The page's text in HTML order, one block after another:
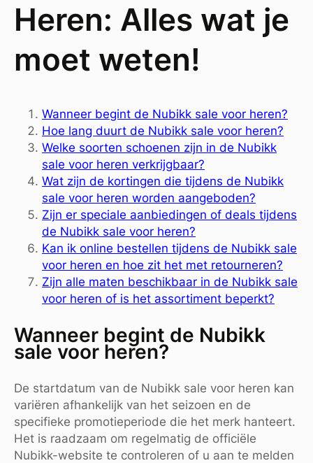
Heren: Alles wat je
moet weten!
Wanneer begint de Nubikk sale voor heren?
Hoe lang duurt de Nubikk sale voor heren?
Welke soorten schoenen zijn in de Nubikk
sale voor heren verkrijgbaar?
Wat zijn de kortingen die tijdens de Nubikk
sale voor heren worden aangeboden?
Zijn er speciale aanbiedingen of deals tijdens
de Nubikk sale voor heren?
Kan ik online bestellen tijdens de Nubikk sale
voor heren en hoe zit het met retourneren?
Zijn alle maten beschikbaar in de Nubikk sale
voor heren of is het assortiment beperkt?
Wanneer begint de Nubikk
sale voor heren?
De startdatum van de Nubikk sale voor heren kan
variëren afhankelijk van het seizoen en de
specifieke promotieperiode die het merk hanteert.
Het is raadzaam om regelmatig de officiële
Nubikk-website te controleren of u aan te melden